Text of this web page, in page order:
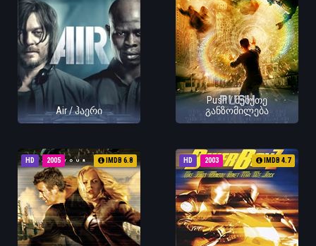
Air / ჰაერი
Push / მეხუთე
განზომილება
HD 2005 IMDB 6.8 HD 2003 IMDB 4.7